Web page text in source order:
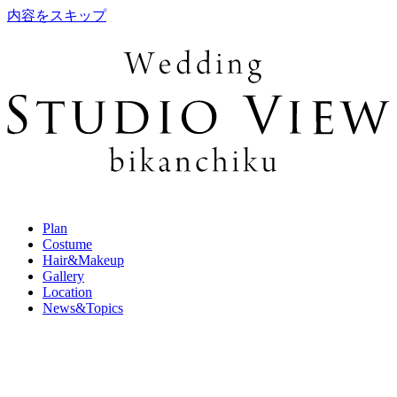
内容をスキップ
Plan
Costume
Hair&Makeup
Gallery
Location
News&Topics